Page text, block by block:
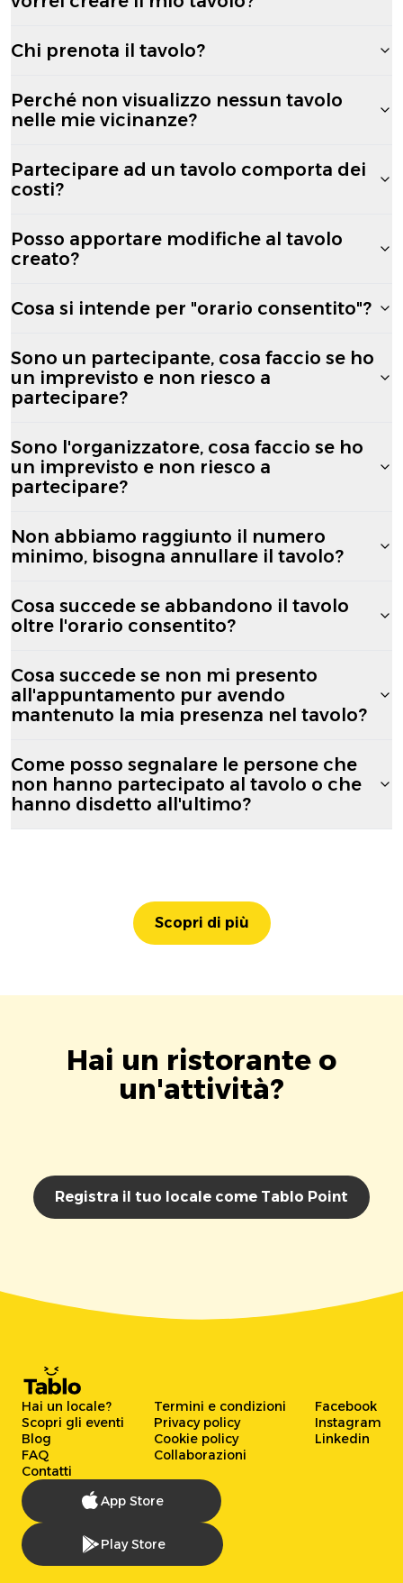
Chi prenota il tavolo?
Perché non visualizzo nessun tavolo
nelle mie vicinanze?
Partecipare ad un tavolo comporta dei
costi?
Posso apportare modifiche al tavolo
creato?
Cosa si intende per "orario consentito"?
Sono un partecipante, cosa faccio se ho
un imprevisto e non riesco a
partecipare?
Sono l'organizzatore, cosa faccio se ho
un imprevisto e non riesco a
partecipare?
Non abbiamo raggiunto il numero
minimo, bisogna annullare il tavolo?
Cosa succede se abbandono il tavolo
oltre l'orario consentito?
Cosa succede se non mi presento
all'appuntamento pur avendo
mantenuto la mia presenza nel tavolo?
Come posso segnalare le persone che
non hanno partecipato al tavolo o che
hanno disdetto all'ultimo?
Scopri di più
Hai un ristorante o
un'attività?
Registra il tuo locale come Tablo Point
Hai un locale?
Scopri gli eventi
Blog
FAQ
Contatti
Termini e condizioni
Privacy policy
Cookie policy
Collaborazioni
Facebook
Instagram
Linkedin
App Store
Play Store